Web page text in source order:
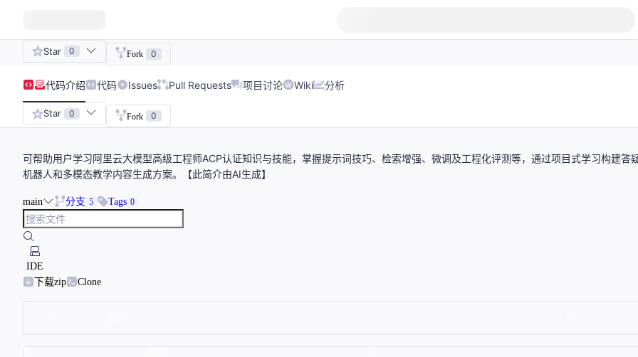
Star 0 Fork 0
代码介绍 代码 Issues Pull Requests 项目讨论 Wiki 分析
Star 0 Fork 0
可帮助用户学习阿里云大模型高级工程师ACP认证知识与技能，掌握提示词技巧、检索增强、微调及工程化评测等，通过项目式学习构建答
机器人和多模态教学内容生成方案。【此简介由AI生成】
main 分支 5 Tags 0
IDE
下载zip
Clone